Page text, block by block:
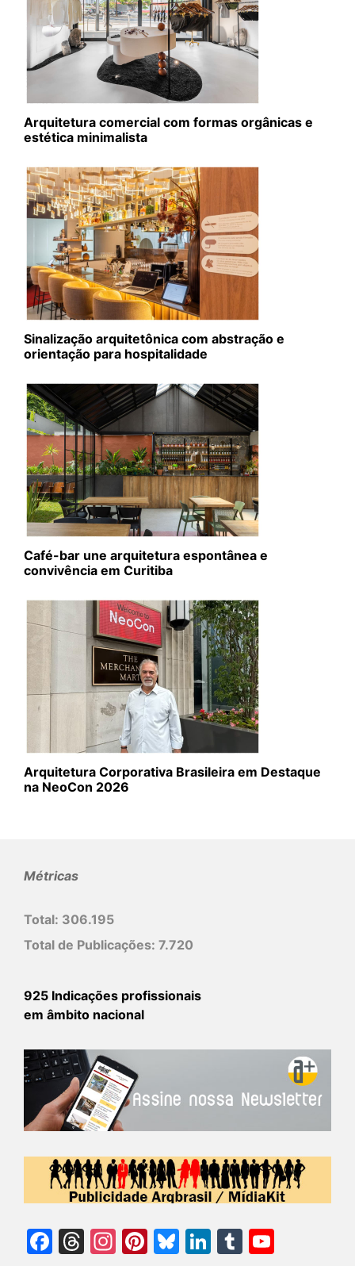
Arquitetura comercial com formas orgânicas e
estética minimalista
Sinalização arquitetônica com abstração e
orientação para hospitalidade
Café-bar une arquitetura espontânea e
convivência em Curitiba
Arquitetura Corporativa Brasileira em Destaque
na NeoCon 2026
Métricas
Total: 306.195
Total de Publicações: 7.720
925 Indicações profissionais
em âmbito nacional
Facebook
Threads
Instagram
Pinterest
Bluesky
LinkedIn
Tumblr